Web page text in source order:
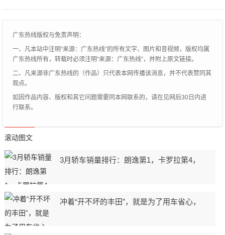
广东热线版权与免责声明：
一、凡本站中注明“来源：广东热线”的所有文字、图片和音视频，版权均属
广东热线所有，转载时必须注明“来源：广东热线”，并附上原文链接。
二、凡来源非广东热线的（作品）只代表本网传播该消息，并不代表赞同其
观点。
如因作品内容、版权和其它问题需要同本网联系的，请在见网后30日内进
行联系。
滚动图文
3月轿车销量排行：朗逸第1，卡罗拉第4，
冲着“开不坏的丰田”，就是为了用车省心，